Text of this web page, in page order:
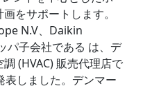
をサポートします。
N.V、Daikin
子会社である は、デ
(HVAC) 販売代理店で
表しました。デンマー